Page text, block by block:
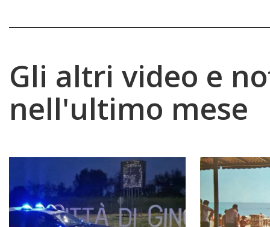
Gli altri video e
nell'ultimo mese